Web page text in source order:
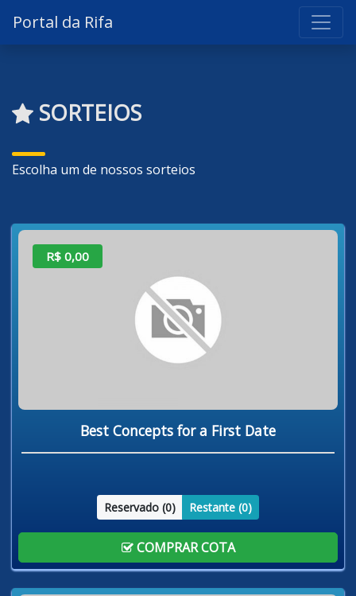
Portal da Rifa
SORTEIOS
Escolha um de nossos sorteios
R$ 0,00
Best Concepts for a First Date
Reservado (0) Restante (0)
COMPRAR COTA